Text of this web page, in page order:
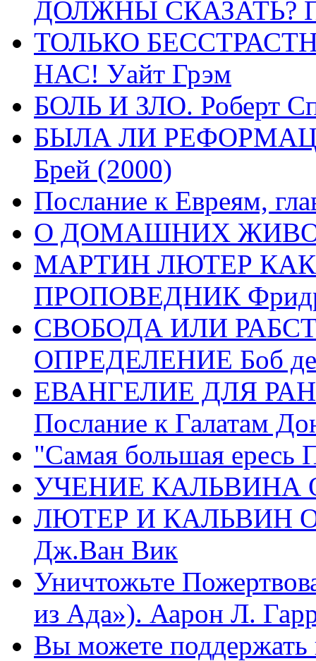
ДОЛЖНЫ СКАЗАТЬ?
ТОЛЬКО
НАС! Уайт Грэм
БОЛЬ И ЗЛО. Роберт
БЫЛА ЛИ
Брей (2000)
Послание к Евреям,
О ДОМАШНИХ
МАРТИН ЛЮТЕР
ПРОПОВЕДНИК
СВОБОДА ИЛИ
ОПРЕДЕЛЕНИЕ Боб де
ЕВАНГЕЛИЕ ДЛЯ
Послание к Галатам
"Самая большая ересь
УЧЕНИЕ КАЛЬВИНА
ЛЮТЕР И КАЛЬВИН
Дж.Ван Вик
Уничтожьте
из Ада»). Аарон Л.
Вы можете